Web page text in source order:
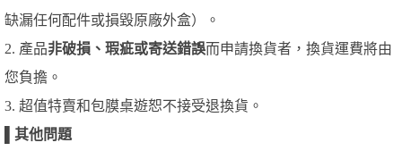
缺漏任何配件或損毀原廠外盒）。
2. 產品非破損、瑕疵或寄送錯誤而申請換貨者，換貨運費將由
您負擔。
3. 超值特賣和包膜桌遊恕不接受退換貨。
其他問題